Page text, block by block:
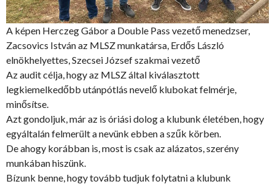
A képen Herczeg Gábor a Double Pass vezető menedzser,
Zacsovics István az MLSZ munkatársa, Erdős László
elnökhelyettes, Szecsei József szakmai vezető
Az audit célja, hogy az MLSZ által kiválasztott
legkiemelkedőbb utánpótlás nevelő klubokat felmérje,
minősítse.
Azt gondoljuk, már az is óriási dolog a klubunk életében, hogy
egyáltalán felmerült a nevünk ebben a szűk körben.
De ahogy korábban is, most is csak az alázatos, szerény
munkában hiszünk.
Bízunk benne, hogy tovább tudjuk folytatni a klubunk